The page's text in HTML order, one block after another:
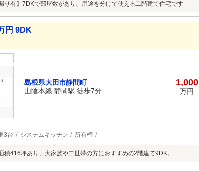
漏り有】7DKで部屋数があり、用途を分けて使える二階建て住宅です
円 9DK
島根県大田市静間町
山陰本線 静間駅 徒歩7分
1,000
万円
3台 システムキッチン 所有権
積416坪あり、大家族や二世帯の方におすすめの2階建て9DK。